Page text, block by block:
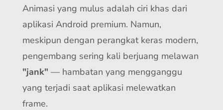
Animasi yang mulus adalah ciri khas dari
aplikasi Android premium. Namun,
meskipun dengan perangkat keras modern,
pengembang sering kali berjuang melawan
"jank" — hambatan yang mengganggu
yang terjadi saat aplikasi melewatkan
frame.